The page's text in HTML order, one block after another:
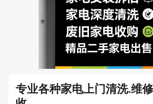
专业各种家电上门清洗.维